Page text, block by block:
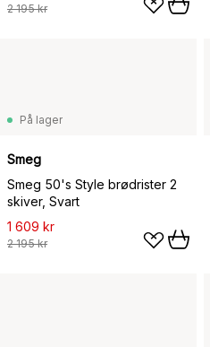
2 195 kr
På lager
Smeg
Smeg 50's Style brødrister 2
skiver, Svart
1 609 kr
2 195 kr